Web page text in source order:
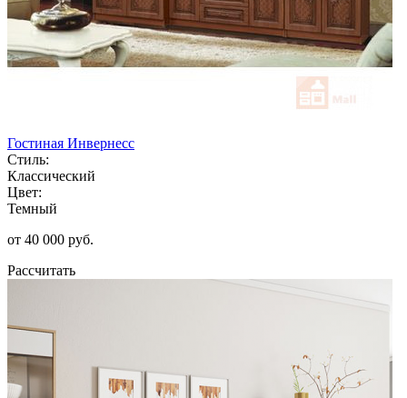
Гостиная Инвернесс
Стиль:
Классический
Цвет:
Темный
от 40 000 руб.
Рассчитать